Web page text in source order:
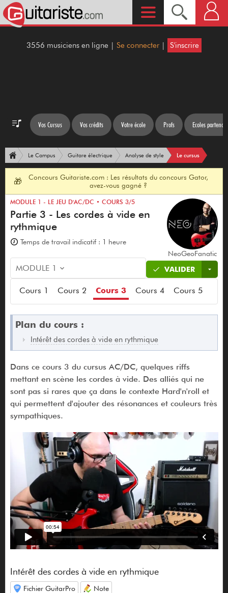
3556 musiciens en ligne | Se connecter | S'inscrire
Vos Cursus Vos crédits Votre école Profs Ecoles
Le Campus Guitare électrique Analyse de style Le cursus
🎁
Concours Guitariste.com : Les résultats du concours Gator,
avez-vous gagné ?
MODULE 1 - LE JEU D'AC/DC • COURS 3/5
Partie 3 - Les cordes à vide en
rythmique
Temps de travail indicatif : 1 heure
NeoGeoFanatic
MODULE 1
Cours 1 Cours 2 Cours 3 Cours 4 Cours 5
VALIDER
Plan du cours :
Intérêt des cordes à vide en rythmique
Dans ce cours 3 du cursus AC/DC, quelques riffs
mettant en scène les cordes à vide. Des alliés qui ne
sont pas si rares que ça dans le contexte Hard'n'roll et
qui permettent d'ajouter des résonances et couleurs très
sympathiques.
Intérêt des cordes à vide en rythmique
Fichier GuitarPro Note